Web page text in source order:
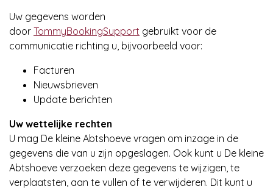
Uw gegevens worden
door TommyBookingSupport gebruikt voor de
communicatie richting u, bijvoorbeeld voor:
Facturen
Nieuwsbrieven
Update berichten
Uw wettelijke rechten
U mag De kleine Abtshoeve vragen om inzage in de
gegevens die van u zijn opgeslagen. Ook kunt u De kleine
Abtshoeve verzoeken deze gegevens te wijzigen, te
verplaatsten, aan te vullen of te verwijderen. Dit kunt u